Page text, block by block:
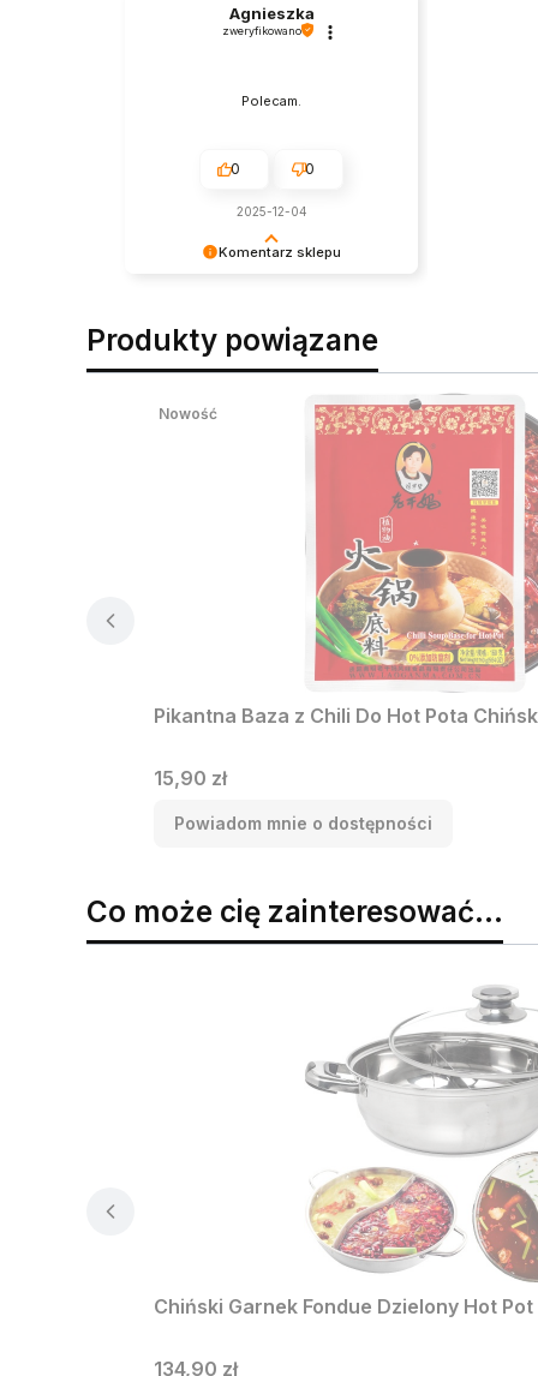
Komentarz sklepu
Agnieszka
zweryfikowano
Polecam.
0 0
2025-12-04
Produkty powiązane
Nowość
Pikantna Baza z Chili Do Hot Pota
Cena
15,90 zł
Powiadom mnie o dostępności
Co może cię zainteresować...
Chiński Garnek Fondue Dzielony Hot
Cena
134,90 zł